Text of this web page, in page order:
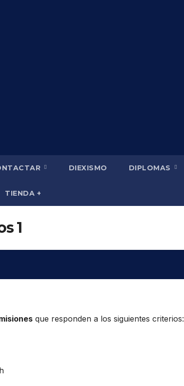
DIEXISMO DIPLOMAS
TIENDA +
1
que responden a los siguientes criterios: